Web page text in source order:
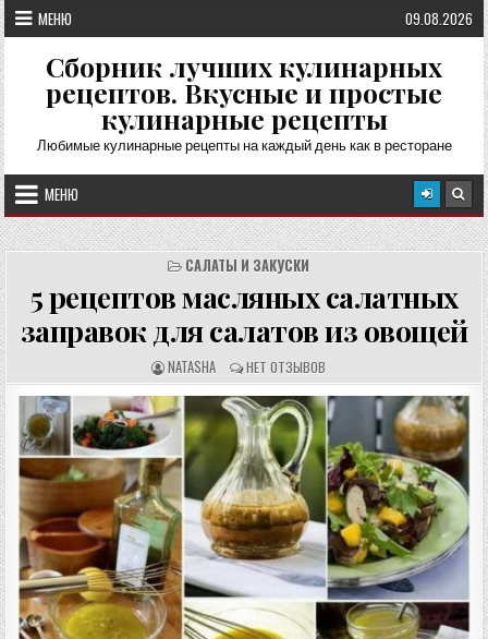
Перейти
к
содержимому
МЕНЮ 09.08.2026
Сборник лучших кулинарных
рецептов. Вкусные и простые
кулинарные рецепты
Любимые кулинарные рецепты на каждый день как в ресторане
МЕНЮ
САЛАТЫ И ЗАКУСКИ
5 рецептов масляных салатных
заправок для салатов из овощей
А
В
Т
О
Р
Р
Е
Ц
Е
П
Т
А
:
NATASHA О
Т
З
Ы
В
Ы
:
НЕТ ОТЗЫВОВ